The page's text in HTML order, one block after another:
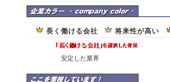
神中工業株式会社の企業カラー
長く働ける会社 将来性が高い
安定した業界
神中工業株式会社はここを重視しています